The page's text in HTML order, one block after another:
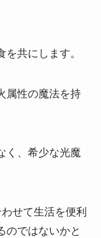
共にします。
属性の魔法を持
く、希少な光魔
せて生活を便利
のではないかと